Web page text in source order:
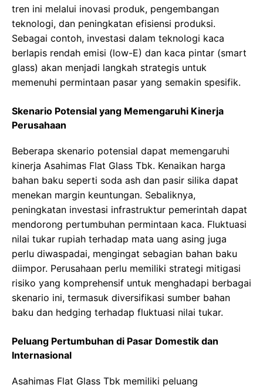
tren ini melalui inovasi produk, pengembangan
teknologi, dan peningkatan efisiensi produksi.
Sebagai contoh, investasi dalam teknologi kaca
berlapis rendah emisi (low-E) dan kaca pintar (smart
glass) akan menjadi langkah strategis untuk
memenuhi permintaan pasar yang semakin spesifik.
Skenario Potensial yang Memengaruhi Kinerja
Perusahaan
Beberapa skenario potensial dapat memengaruhi
kinerja Asahimas Flat Glass Tbk. Kenaikan harga
bahan baku seperti soda ash dan pasir silika dapat
menekan margin keuntungan. Sebaliknya,
peningkatan investasi infrastruktur pemerintah dapat
mendorong pertumbuhan permintaan kaca. Fluktuasi
nilai tukar rupiah terhadap mata uang asing juga
perlu diwaspadai, mengingat sebagian bahan baku
diimpor. Perusahaan perlu memiliki strategi mitigasi
risiko yang komprehensif untuk menghadapi berbagai
skenario ini, termasuk diversifikasi sumber bahan
baku dan hedging terhadap fluktuasi nilai tukar.
Peluang Pertumbuhan di Pasar Domestik dan
Internasional
Asahimas Flat Glass Tbk memiliki peluang